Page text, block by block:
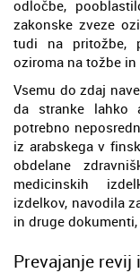
odločbe,
zakonske zveze
tudi na pritožbe,
oziroma na tožbe in
Vsemu do zdaj
da stranke lahko
potrebno
iz arabskega v
obdelane
medicinskih
izdelkov, navodila
in druge
Prevajanje revij